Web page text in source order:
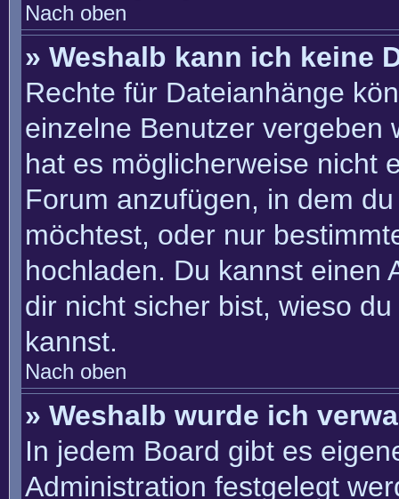
Nach oben
» Weshalb kann ich keine
Rechte für Dateianhänge
einzelne Benutzer vergeben
hat es möglicherweise nicht
Forum anzufügen, in dem
möchtest, oder nur
hochladen. Du kannst einen
dir nicht sicher bist, wieso
kannst.
Nach oben
» Weshalb wurde ich
In jedem Board gibt es
Administration festgelegt